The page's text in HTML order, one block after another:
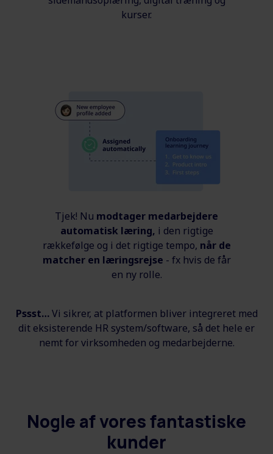
kurser.
Tjek! Nu modtager medarbejdere
automatisk læring, i den rigtige
rækkefølge og i det rigtige tempo, når de
matcher en læringsrejse - fx hvis de får
en ny rolle.
Pssst…Vi sikrer, at platformen bliver integreret med
dit eksisterende HR system/software, så det hele er
nemt for virksomheden og medarbejderne.
Nogle af vores fantastiske
kunder